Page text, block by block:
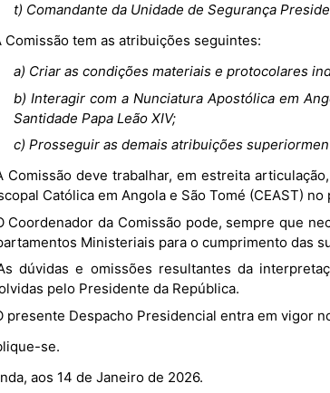
t) Comandante da Unidade de Segurança
A Comissão tem as atribuições seguintes:
a) Criar as condições materiais e protocolares
b) Interagir com a Nunciatura Apostólica em
Santidade Papa Leão XIV;
c) Prosseguir as demais atribuições
Católica em Angola e São Tomé (CEAST)
Ministeriais para o cumprimento das
pelo Presidente da República.
O presente Despacho Presidencial entra em vigor
se.
aos 14 de Janeiro de 2026.